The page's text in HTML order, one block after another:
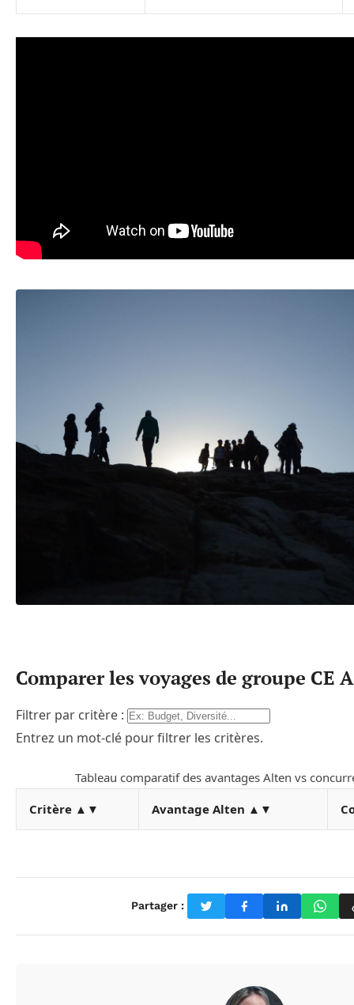
Comparer les voyages de groupe CE
Filtrer par critère :
Entrez un mot-clé pour filtrer les critères.
Tableau comparatif des avantages Alten vs
Critère ▲▼ Avantage Alten ▲▼
Partager :